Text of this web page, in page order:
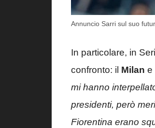
Annuncio Sarri sul suo
In particolare, in
confronto: il Milan e
mi hanno
presidenti, però
Fiorentina erano